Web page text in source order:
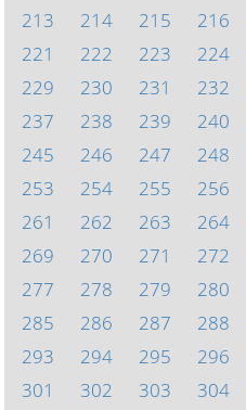
213
214 215 216
221
222 223 224
229
230 231 232
237
238 239 240
245
246 247 248
253
254 255 256
261
262 263 264
269
270 271 272
277
278 279 280
285
286 287 288
293
294 295 296
301
302 303 304